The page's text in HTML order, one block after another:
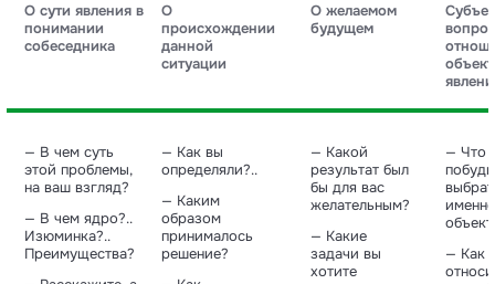
О сути явления в
понимании
собеседника
О
происхождении
данной
ситуации
О желаемом
будущем
— В чем суть
этой проблемы,
на ваш взгляд?
— В чем ядро?..
Изюминка?..
Преимущества?
— Как вы
определяли?..
— Каким
образом
принималось
решение?
— Какой
результат был
бы для вас
желательным?
— Какие
задачи вы
хотите
— Что
— Как